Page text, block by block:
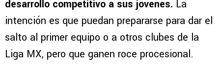
desarrollo competitivo a sus jovenes. La
intención es que puedan prepararse para dar el
salto al primer equipo o a otros clubes de la
Liga MX, pero que ganen roce procesional.